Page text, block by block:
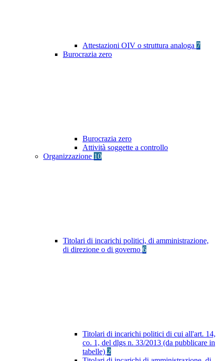
Attestazioni OIV o struttura analoga 7
Burocrazia zero
Burocrazia zero
Attività soggette a controllo
Organizzazione 10
Titolari di incarichi politici, di amministrazione,
di direzione o di governo 6
Titolari di incarichi politici di cui all'art. 14,
co. 1, del dlgs n. 33/2013 (da pubblicare in
tabelle) 2